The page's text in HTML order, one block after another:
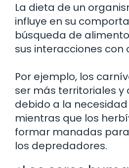
La dieta de un
influye en su
búsqueda de
sus interacciones con
Por ejemplo, los
ser más territoriales y
debido a la
mientras que los
formar manadas
los depredadores.